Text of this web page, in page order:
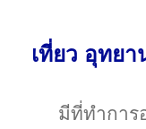
เที่ยว อุทย
มีที่ทำการ